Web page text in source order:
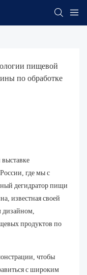
пищевой
по обработке
где мы с
дегидратор пищи
известная своей
дизайном,
продуктов по
чтобы
с широким